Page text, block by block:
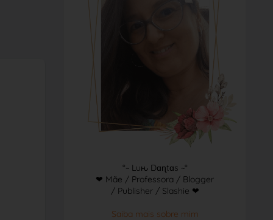
°~ Luԋ Dɑɳtɑs ~°
❤ Mãe / Professora / Blogger
/ Publisher / Slashie ❤
Saiba mais sobre mim